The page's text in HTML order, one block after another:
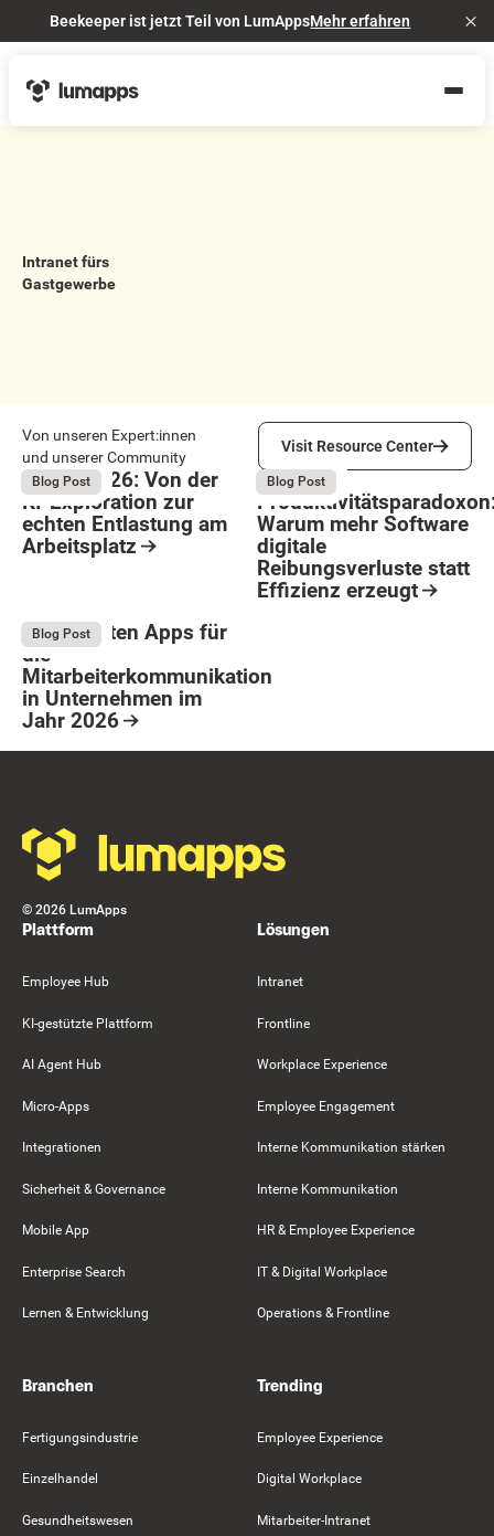
Beekeeper ist jetzt Teil von LumAppsMehr erfahren
Intranet fürs
Gastgewerbe
Von unseren Expert:innen
und unserer Community
Visit Resource Center
Visit Resource Center
August 4, 2026
Blog Post
Bright 2026: Von der
KI-Exploration zur
echten Entlastung am
Arbeitsplatz
August 4, 2026
Blog Post
Das
Warum mehr Software
digitale
Reibungsverluste statt
Effizienz erzeugt
August 4, 2026
Blog Post
Die 9 besten Apps für
die
Mitarbeiterkommunikation
in Unternehmen im
Jahr 2026
© 2026 LumApps
Plattform
Employee Hub
KI-gestützte Plattform
AI Agent Hub
Micro-Apps
Integrationen
Sicherheit & Governance
Mobile App
Enterprise Search
Lernen & Entwicklung
Lösungen
Intranet
Frontline
Workplace Experience
Employee Engagement
Interne Kommunikation stärken
Interne Kommunikation
HR & Employee Experience
IT & Digital Workplace
Operations & Frontline
Branchen
Fertigungsindustrie
Einzelhandel
Gesundheitswesen
Trending
Employee Experience
Digital Workplace
Mitarbeiter-Intranet